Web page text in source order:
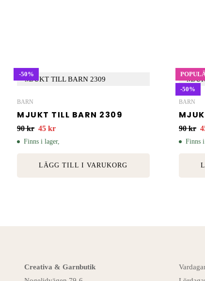
-50%
BARN
MJUKT TILL BARN 2309
90kr 45 kr
Finns i lager,
LÄGG TILL I VARUKORG
-50%
BARN
90kr
Finns
Creativa & Garnbutik